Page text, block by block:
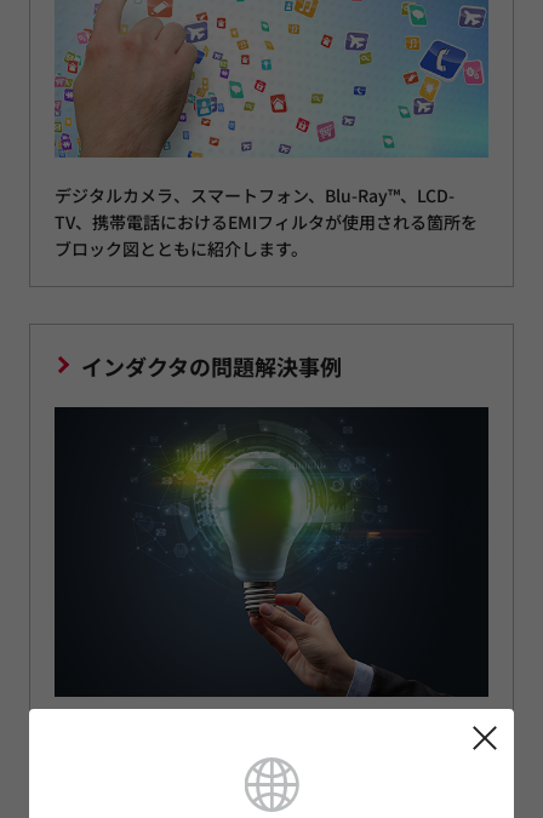
デジタルカメラ、スマートフォン、Blu-Ray™、LCD-
TV、携帯電話におけるEMIフィルタが使用される箇所を
ブロック図とともに紹介します。
インダクタの問題解決事例